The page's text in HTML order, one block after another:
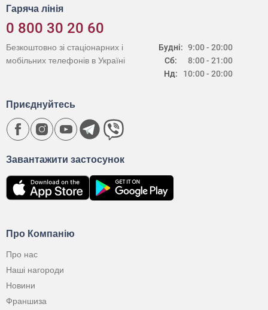
Гаряча лінія
0 800 30 20 60
Будні:
Сб:
Нд:
9:00 - 20:00
8:00 - 21:00
10:00 - 20:00
Безкоштовно зі стаціонарних і
мобільних телефонів в Україні
Про Компанію
Про нас
Наші нагороди
Новини
Франшиза
Завантажити застосунок
Приєднуйтесь